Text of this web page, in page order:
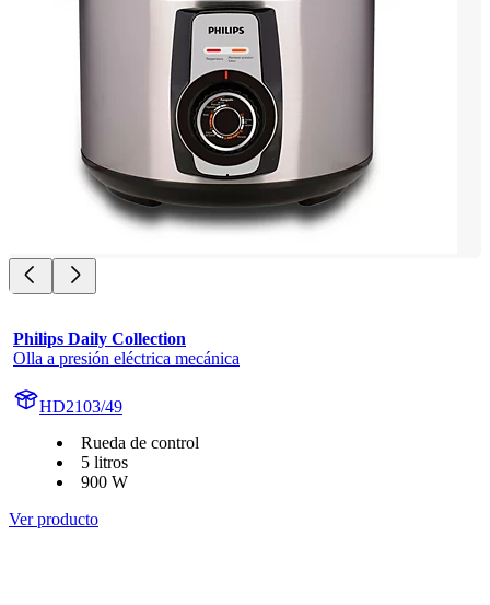
Philips Daily Collection
Olla a presión eléctrica mecánica
HD2103/49
Rueda de control
5 litros
900 W
Ver producto